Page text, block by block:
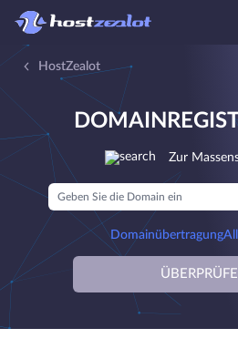
HostZealot
Zur
Domainübertragung